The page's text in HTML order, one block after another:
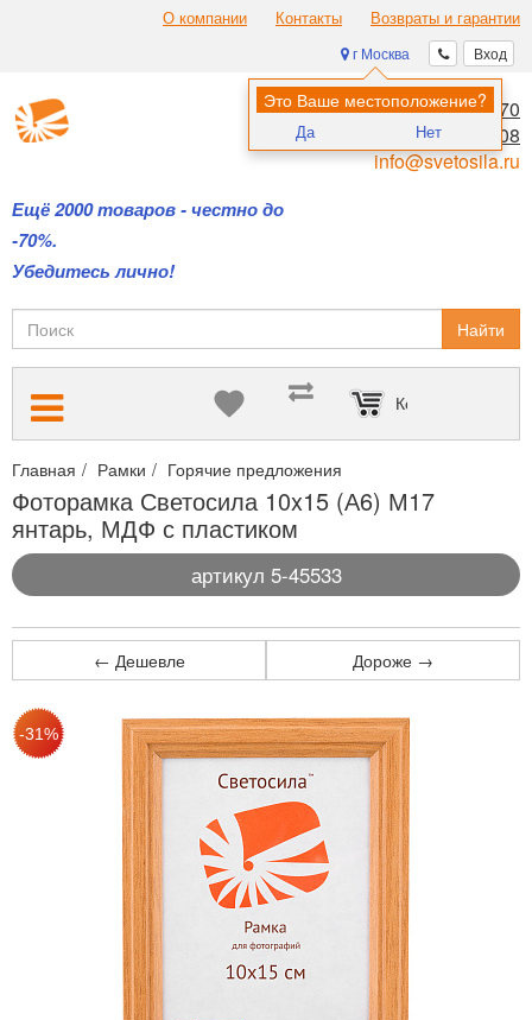
О компании Контакты Возвраты и гарантии
Вход
г Москва
Это Ваше местоположение?
Да Нет
Ещё 2000 товаров - честно до
-70%.
Убедитесь лично!
8 (495) 970-00-70
8 (800) 700-11-08
info@svetosila.ru
Найти
Корзина пуста
Главная Рамки Горячие предложения
Фоторамка Светосила 10x15 (А6) М17
янтарь, МДФ с пластиком
артикул 5-45533
← Дешевле Дороже →